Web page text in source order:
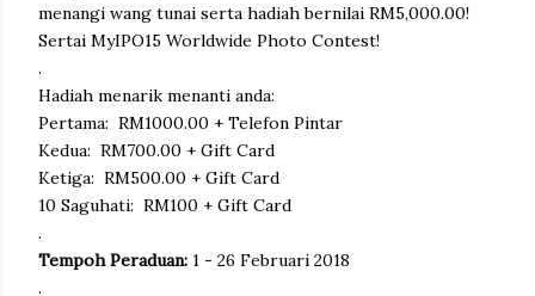
menangi wang tunai serta hadiah bernilai RM5,000.00!
Sertai MyIPO15 Worldwide Photo Contest!
.
Hadiah menarik menanti anda:
Pertama: RM1000.00 + Telefon Pintar
Kedua: RM700.00 + Gift Card
Ketiga: RM500.00 + Gift Card
10 Saguhati: RM100 + Gift Card
.
Tempoh Peraduan: 1 - 26 Februari 2018
.